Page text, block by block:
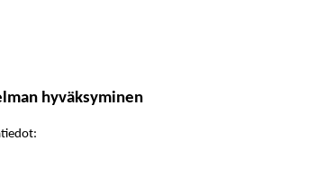
hyväksyminen